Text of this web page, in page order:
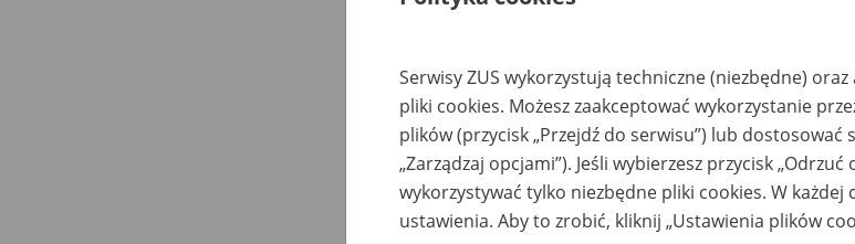
kontynuowaniu
Aktywni 50+to
edukowania nt.
działań z obszaru
realizowanej przez
W ramach inicjatywy
Serwisy ZUS wykorzystują techniczne (niezbędne)
pliki cookies. Możesz zaakceptować wykorzystanie
plików (przycisk „Przejdź do serwisu”) lub dostosować
„Zarządzaj opcjami”). Jeśli wybierzesz przycisk
wykorzystywać tylko niezbędne pliki cookies. W każdej
ustawienia. Aby to zrobić, kliknij „Ustawienia plików